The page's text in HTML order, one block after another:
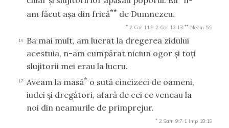
am făcut aşa din frică** de Dumnezeu.
* 2 Cor 11:9 2 Cor 12:13 ** Neem 5:9
16
Ba mai mult, am lucrat la dregerea zidului
acestuia, n-am cumpărat niciun ogor şi toţi
slujitorii mei erau la lucru.
17 Aveam la masă* o sută cincizeci de oameni,
iudei şi dregători, afară de cei ce veneau la
noi din neamurile de primprejur.
* 2 Sam 9:7 1 Imp 18:19